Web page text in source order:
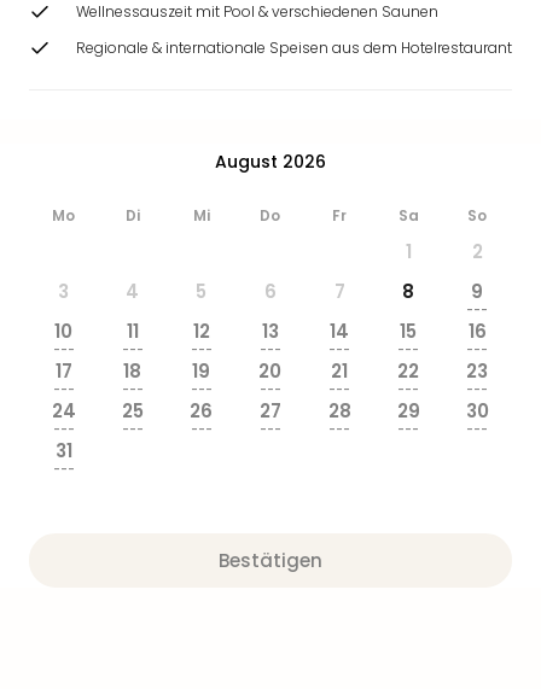
Wellnessauszeit mit Pool & verschiedenen Saunen
Regionale & internationale Speisen aus dem Hotelrestaurant
August 2026
Mo Di Mi Do Fr Sa So
1
2
3
4 5 6 7 8 9
---
10
---
11
---
12
---
13
---
14
---
15
---
16
---
17
---
18
---
19
---
20
---
21
---
22
---
23
---
24
---
25
---
26
---
27
---
28
---
29
---
30
---
31
---
Bestätigen